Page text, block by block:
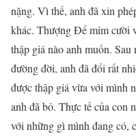
nặng. Vì thế, anh đã xin
khác. Thượng Để mỉm cười
thập giá nào anh muốn.
đường đời, anh đã đổi rất
được thập giá vừa với mình
anh đã bỏ. Thực tế của con
với những gì mình đang có,